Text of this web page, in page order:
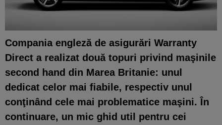
Compania engleză de asigurări Warranty
Direct a realizat două topuri privind maşinile
second hand din Marea Britanie: unul
dedicat celor mai fiabile, respectiv unul
conţinând cele mai problematice maşini. În
continuare, un mic ghid util pentru cei